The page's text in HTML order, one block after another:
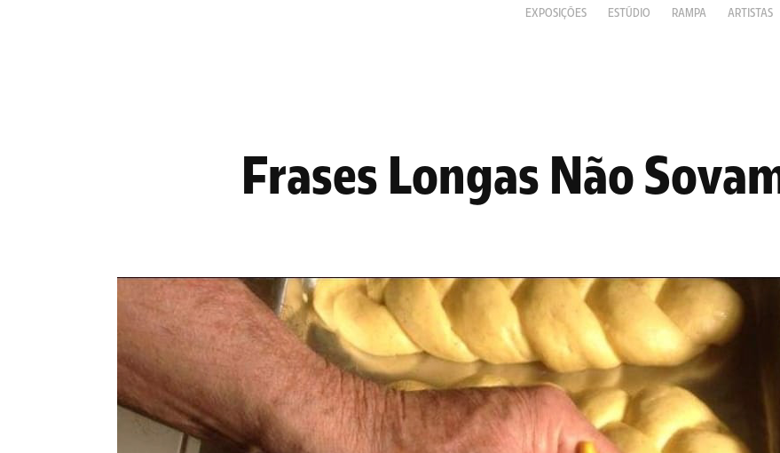
EXPOSIÇÕES ESTÚDIO RAMPA ARTISTAS
Frases Longas Não